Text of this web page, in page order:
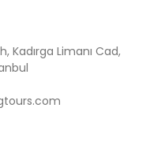
Kadırga Limanı Cad,